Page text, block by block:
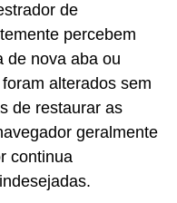
de
percebem
de nova aba ou
alterados sem
de restaurar as
geralmente
continua